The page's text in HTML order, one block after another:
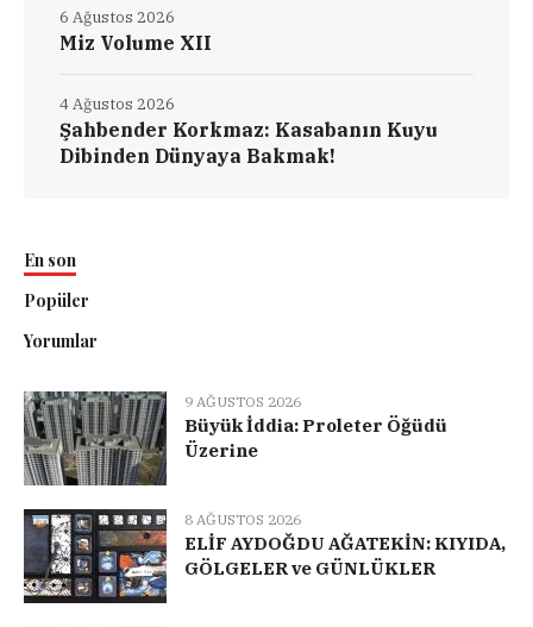
Miz Volume XII
6 Ağustos 2026
Şahbender Korkmaz: Kasabanın Kuyu
Dibinden Dünyaya Bakmak!
4 Ağustos 2026
En son
Popüler
Yorumlar
9 AĞUSTOS 2026
Büyük İddia: Proleter Öğüdü
Üzerine
8 AĞUSTOS 2026
ELİF AYDOĞDU AĞATEKİN: KIYIDA,
GÖLGELER ve GÜNLÜKLER